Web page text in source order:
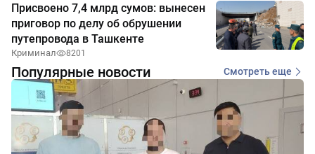
Присвоено 7,4 млрд сумов: вынесен
приговор по делу об обрушении
путепровода в Ташкенте
Криминал 8201
Популярные новости Смотреть еще